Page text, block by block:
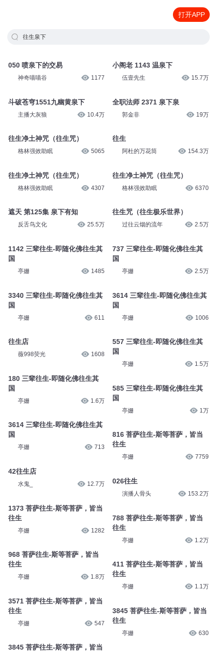
打开APP
往生泉下
050 喷泉下的交易
神奇喵喵谷 1177
斗破苍穹1551九幽黄泉下
主播大灰狼 10.4万
往生净土神咒（往生咒）
格林强效助眠 5065
往生净土神咒（往生咒）
格林强效助眠 4307
遮天 第125集 泉下有知
反舌鸟文化 25.5万
1142 三辈往生-即随化佛往生其
国
亭姗 1485
3340 三辈往生-即随化佛往生其
国
亭姗 611
往生店
薇998荧光 1608
180 三辈往生-即随化佛往生其
国
亭姗 1.6万
3614 三辈往生-即随化佛往生其
国
亭姗 713
42往生店
水鬼_ 12.7万
1373 菩萨往生-斯等菩萨，皆当
往生
亭姗 1282
968 菩萨往生-斯等菩萨，皆当
往生
亭姗 1.8万
3571 菩萨往生-斯等菩萨，皆当
往生
亭姗 547
3845 菩萨往生-斯等菩萨，皆当
小阁老 1143 温泉下
伍壹先生 15.7万
全职法师 2371 泉下泉
郭金非 19万
往生
阿杜的万花筒 154.3万
往生净土神咒（往生咒）
格林强效助眠 6370
往生咒（往生极乐世界）
过往云烟的流年 2.5万
737 三辈往生-即随化佛往生其
国
亭姗 2.5万
3614 三辈往生-即随化佛往生其
国
亭姗 1006
557 三辈往生-即随化佛往生其
国
亭姗 1.5万
585 三辈往生-即随化佛往生其
国
亭姗 1万
816 菩萨往生-斯等菩萨，皆当
往生
亭姗 7759
026往生
演播人骨头 153.2万
788 菩萨往生-斯等菩萨，皆当
往生
亭姗 1.2万
411 菩萨往生-斯等菩萨，皆当
往生
亭姗 1.1万
3845 菩萨往生-斯等菩萨，皆当
往生
亭姗 630